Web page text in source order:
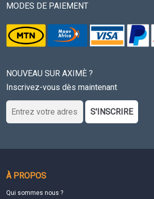
MODES DE PAIEMENT
NOUVEAU SUR AXIMÈ ?
Inscrivez-vous dès maintenant
S'INSCRIRE
À PROPOS
Qui sommes nous ?